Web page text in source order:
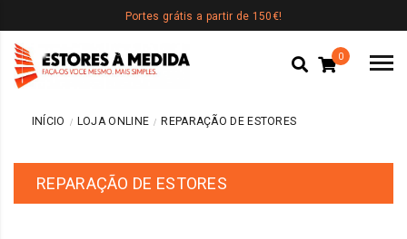
Portes grátis a partir de 150€!
0
INÍCIO LOJA ONLINE REPARAÇÃO DE ESTORES
REPARAÇÃO DE ESTORES